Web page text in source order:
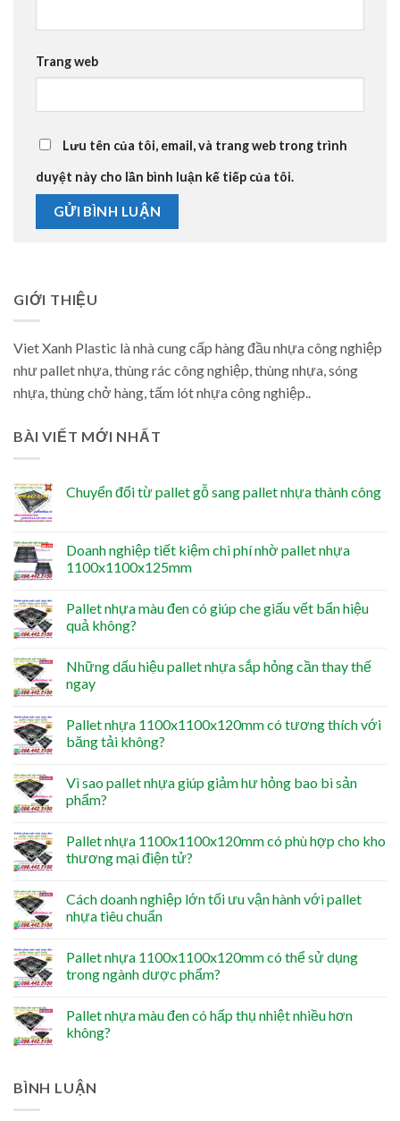
Trang web
Lưu tên của tôi, email, và trang web trong trình
duyệt này cho lần bình luận kế tiếp của tôi.
GIỚI THIỆU
Viet Xanh Plastic là nhà cung cấp hàng đầu nhựa công nghiệp
như pallet nhựa, thùng rác công nghiệp, thùng nhựa, sóng
nhựa, thùng chở hàng, tấm lót nhựa công nghiệp..
BÀI VIẾT MỚI NHẤT
Chuyển đổi từ pallet gỗ sang pallet nhựa thành công
Doanh nghiệp tiết kiệm chi phí nhờ pallet nhựa
1100x1100x125mm
Pallet nhựa màu đen có giúp che giấu vết bẩn hiệu
quả không?
Những dấu hiệu pallet nhựa sắp hỏng cần thay thế
ngay
Pallet nhựa 1100x1100x120mm có tương thích với
băng tải không?
Vì sao pallet nhựa giúp giảm hư hỏng bao bì sản
phẩm?
Pallet nhựa 1100x1100x120mm có phù hợp cho kho
thương mại điện tử?
Cách doanh nghiệp lớn tối ưu vận hành với pallet
nhựa tiêu chuẩn
Pallet nhựa 1100x1100x120mm có thể sử dụng
trong ngành dược phẩm?
Pallet nhựa màu đen có hấp thụ nhiệt nhiều hơn
không?
BÌNH LUẬN